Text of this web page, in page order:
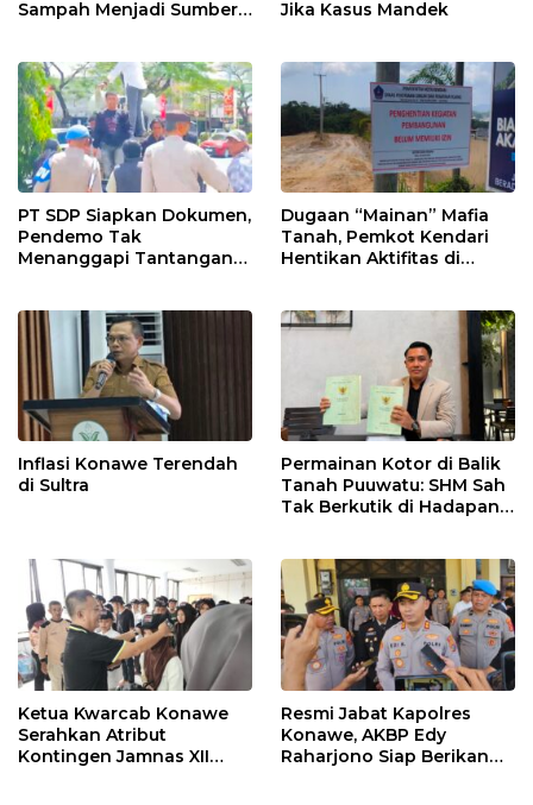
Sampah Menjadi Sumber
Jika Kasus Mandek
PT SDP Siapkan Dokumen,
Pendemo Tak
Menanggapi Tantangan
Dugaan “Mainan” Mafia
Tanah, Pemkot Kendari
Hentikan Aktifitas di
Inflasi Konawe Terendah
di Sultra
Permainan Kotor di Balik
Tanah Puuwatu: SHM Sah
Tak Berkutik di Hadapan
Ketua Kwarcab Konawe
Serahkan Atribut
Kontingen Jamnas XII
Resmi Jabat Kapolres
Konawe, AKBP Edy
Raharjono Siap Berikan